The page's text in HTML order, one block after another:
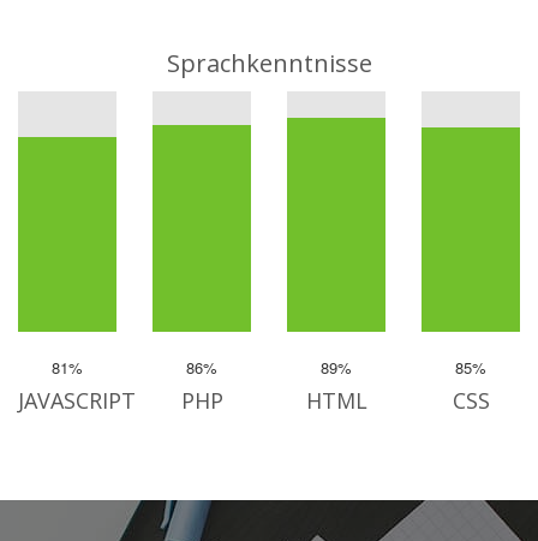
Sprachkenntnisse
81%
JAVASCRIPT
86%
PHP
89%
HTML
85%
CSS